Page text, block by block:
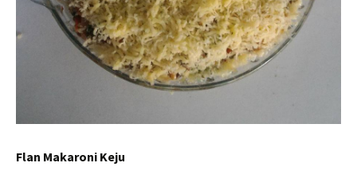
Flan Makaroni Keju